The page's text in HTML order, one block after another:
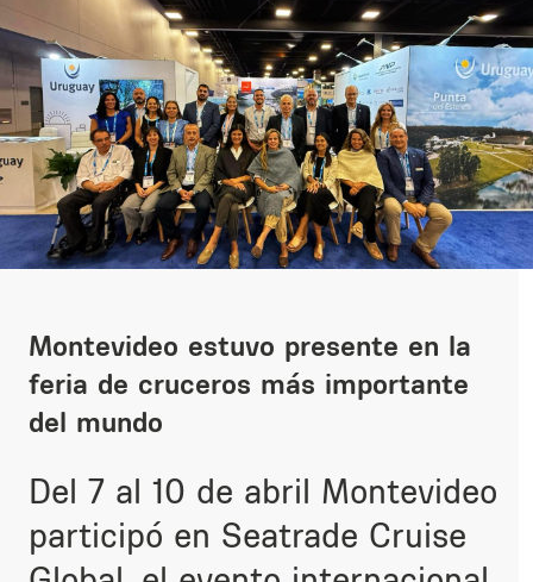
Montevideo estuvo presente en la
feria de cruceros más importante
del mundo
Del 7 al 10 de abril Montevideo
participó en Seatrade Cruise